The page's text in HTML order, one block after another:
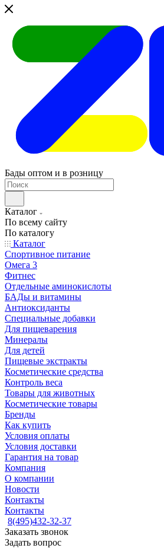
Бады оптом и в розницу
Каталог
По всему сайту
По каталогу
Каталог
Спортивное питание
Омега 3
Фитнес
Отдельные аминокислоты
БАДы и витамины
Антиоксиданты
Специальные добавки
Для пищеварения
Минералы
Для детей
Пищевые экстракты
Косметические средства
Контроль веса
Товары для животных
Косметические товары
Бренды
Как купить
Условия оплаты
Условия доставки
Гарантия на товар
Компания
О компании
Новости
Контакты
Контакты
8(495)432-32-37
Заказать звонок
Задать вопрос